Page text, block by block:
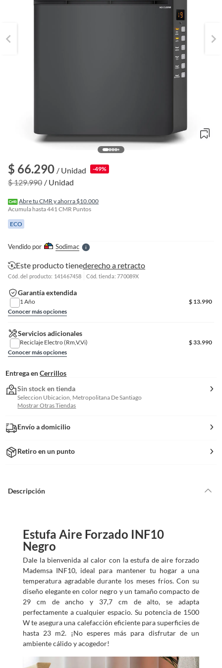
$ 66.290 / Unidad -49%
$ 129.990 / Unidad
Abre tu CMR y ahorra $10.000
Acumula hasta441CMR Puntos
ECO
Vendido por SodimacS
r
I
Este producto tienederecho a retracto
Cód. del producto: 141467458 Cód. tienda: 770089X
Garantía extendida
1 Año $ 13.990
Conocer más opciones
Servicios adicionales
Reciclaje Electro (Rm,V,Vi) $33.990
Conocer más opciones
Entrega en Cerrillos
Sin stock en tienda
Seleccion Ubicacion, Metropolitana De Santiago
Mostrar Otras Tiendas
Envío a domicilio
Retiro en un punto
Descripción
Estufa Aire Forzado INF10
Negro
Dale la bienvenida al calor con la estufa de aire forzado
Mademsa INF10, ideal para mantener tu hogar a una
temperatura agradable durante los meses fríos. Con su
diseño elegante en color negro y un tamaño compacto de
29 cm de ancho y 37,7 cm de alto, se adapta
perfectamente a cualquier espacio. Su potencia de 1500
W te asegura una calefacción eficiente para superficies de
hasta 23 m2. ¡No esperes más para disfrutar de un
ambiente cálido y acogedor!